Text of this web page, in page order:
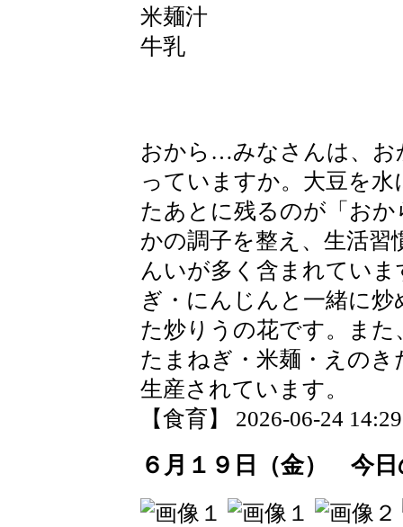
米麺汁
牛乳
おから…みなさんは、お
っていますか。大豆を
たあとに残るのが「お
かの調子を整え、生活習
んいが多く含まれてい
ぎ・にんじんと一緒に
た炒りうの花です。ま
たまねぎ・米麺・えの
生産されています。
【食育】 2026-06-24
６月１９日（金） 今日